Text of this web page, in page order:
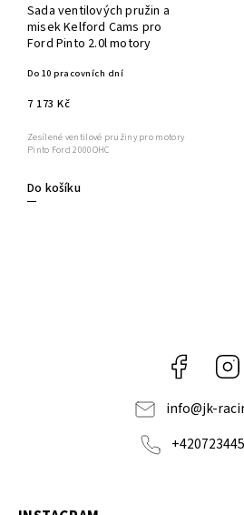
Sada ventilových pružin a
misek Kelford Cams pro
Ford Pinto 2.0l motory
Do 10 pracovních dní
7 173 Kč
Do košíku
Zesílené ventilové pružiny pro motory
Pinto Ford 2000OHC
Facebook
info@jk-